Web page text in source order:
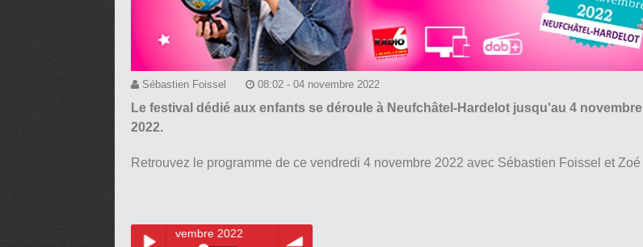
Sébastien Foissel 08:02 - 04 novembre 2022
Le festival dédié aux enfants se déroule à Neufchâtel-Hardelot jusqu'au 4 novembre
2022.
Retrouvez le programme de ce vendredi 4 novembre 2022 avec Sébastien Foissel et Zoé
de ce vendredi 4 novembre 2022